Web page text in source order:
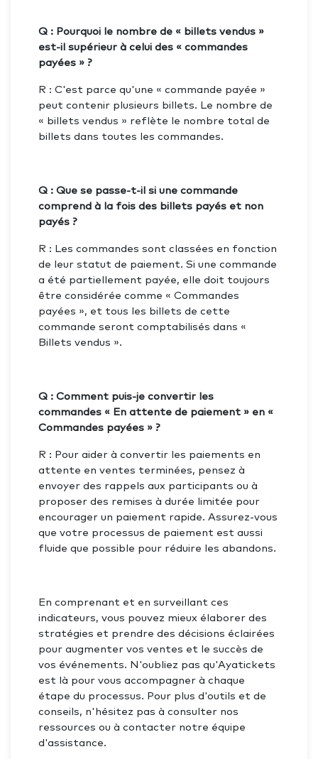
Q : Pourquoi le nombre de « billets vendus »
est-il supérieur à celui des « commandes
payées » ?
R : C'est parce qu'une « commande payée »
peut contenir plusieurs billets. Le nombre de
« billets vendus » reflète le nombre total de
billets dans toutes les commandes.
Q : Que se passe-t-il si une commande
comprend à la fois des billets payés et non
payés ?
R : Les commandes sont classées en fonction
de leur statut de paiement. Si une commande
a été partiellement payée, elle doit toujours
être considérée comme « Commandes
payées », et tous les billets de cette
commande seront comptabilisés dans «
Billets vendus ».
Q : Comment puis-je convertir les
commandes « En attente de paiement » en «
Commandes payées » ?
R : Pour aider à convertir les paiements en
attente en ventes terminées, pensez à
envoyer des rappels aux participants ou à
proposer des remises à durée limitée pour
encourager un paiement rapide. Assurez-vous
que votre processus de paiement est aussi
fluide que possible pour réduire les abandons.
En comprenant et en surveillant ces
indicateurs, vous pouvez mieux élaborer des
stratégies et prendre des décisions éclairées
pour augmenter vos ventes et le succès de
vos événements. N'oubliez pas qu'Ayatickets
est là pour vous accompagner à chaque
étape du processus. Pour plus d'outils et de
conseils, n'hésitez pas à consulter nos
ressources ou à contacter notre équipe
d'assistance.